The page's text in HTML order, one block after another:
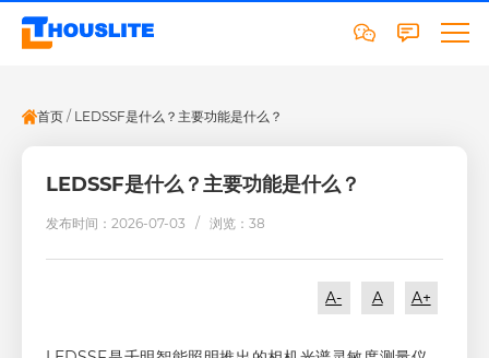
首页 / LEDSSF是什么？主要功能是什么？
LEDSSF是什么？主要功能是什么？
发布时间：2026-07-03 /浏览：38
A- A A+